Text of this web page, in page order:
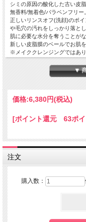
シミの原因の酸化した古い皮
無香料/無着色/パラベンフリー。
正しいリンスオフ(洗顔)のポ
や毛穴の汚れをしっかり落と
肌に必要な水分を奪うことが
新しい皮脂膜のベールでお肌を
※メイククレンジングではあ
朝の洗顔前のご使用をオスス
▼
価格:6,380円(税込)
[ポイント還元 63ポイ
注文
購入数：